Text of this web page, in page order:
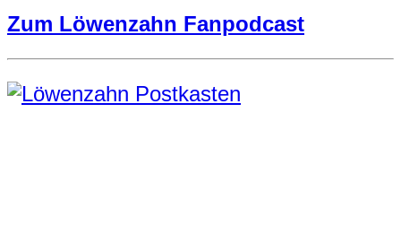
Zum Löwenzahn Fanpodcast